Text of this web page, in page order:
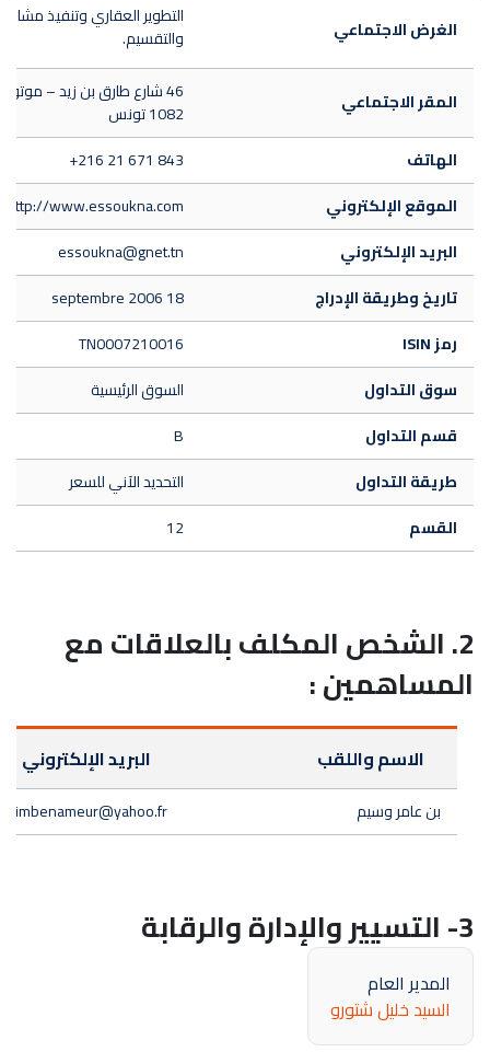
الغرض الاجتماعي
التطوير العقاري وتنفيذ
والتقسيم.
المقر الاجتماعي
46 شارع طارق بن زيد –
1082 تونس
الهاتف
+216 21 671 843
الموقع الإلكتروني
http://www.essoukna.com/
البريد الإلكتروني
essoukna@gnet.tn
تاريخ وطريقة الإدراج
18 septembre 2006
رمز ISIN
TN0007210016
سوق التداول
السوق الرئيسية
قسم التداول
B
طريقة التداول
التحديد الآني للسعر
القسم
12
2. الشخص المكلف بالعلاقات مع
المساهمين :
الاسم واللقب البريد الإلكتروني
بن عامر وسيم
3- التسيير والإدارة والرقابة
المدير العام
السيد خليل شتورو